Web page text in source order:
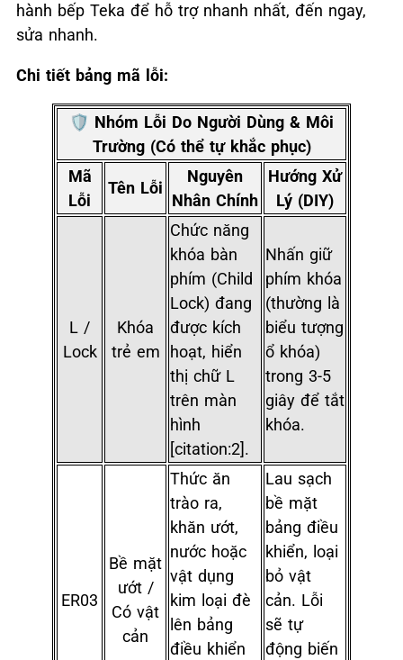
hành bếp Teka để hỗ trợ nhanh nhất, đến ngay,
sửa nhanh.
Chi tiết bảng mã lỗi:
🛡️ Nhóm Lỗi Do Người Dùng & Môi
Trường (Có thể tự khắc phục)
Mã
Lỗi
Tên Lỗi
Nguyên
Nhân Chính
Hướng Xử
Lý (DIY)
L /
Lock
Khóa
trẻ em
Chức năng
khóa bàn
phím (Child
Lock) đang
được kích
hoạt, hiển
thị chữ L
trên màn
hình
[citation:2].
Nhấn giữ
phím khóa
(thường là
biểu tượng
ổ khóa)
trong 3-5
giây để tắt
khóa.
ER03
Bề mặt
ướt /
Có vật
cản
Thức ăn
trào ra,
khăn ướt,
nước hoặc
vật dụng
kim loại đè
lên bảng
điều khiển
Lau sạch
bề mặt
bảng điều
khiển, loại
bỏ vật
cản. Lỗi
sẽ tự
động biến